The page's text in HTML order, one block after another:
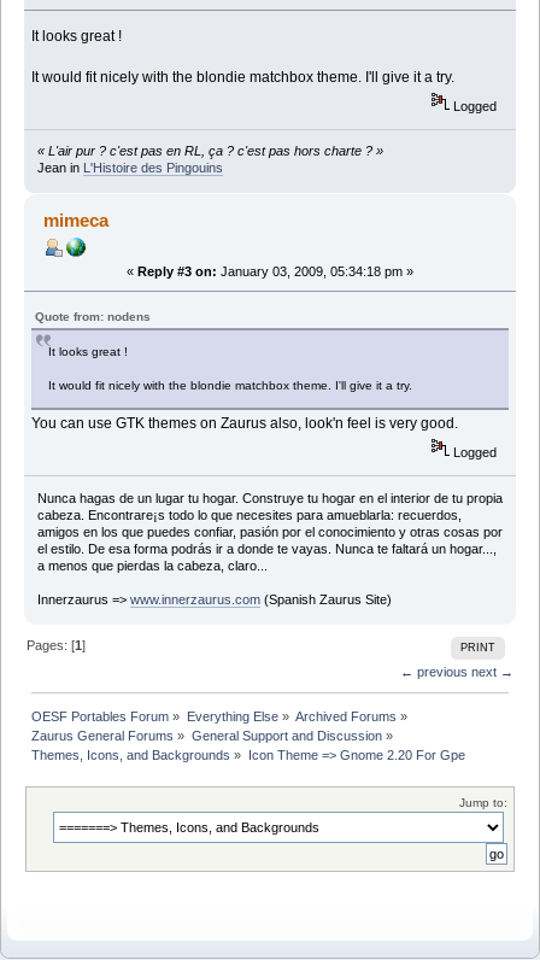
It looks great !
It would fit nicely with the blondie matchbox theme. I'll give it a try.
Logged
« L'air pur ? c'est pas en RL, ça ? c'est pas hors charte ? »
Jean in L'Histoire des Pingouins
mimeca
« Reply #3 on: January 03, 2009, 05:34:18 pm »
Quote from: nodens
It looks great !
It would fit nicely with the blondie matchbox theme. I'll give it a try.
You can use GTK themes on Zaurus also, look'n feel is very good.
Logged
Nunca hagas de un lugar tu hogar. Construye tu hogar en el interior de tu propia
cabeza. Encontrare¡s todo lo que necesites para amueblarla: recuerdos,
amigos en los que puedes confiar, pasión por el conocimiento y otras cosas por
el estilo. De esa forma podrás ir a donde te vayas. Nunca te faltará un hogar...,
a menos que pierdas la cabeza, claro...
Innerzaurus => www.innerzaurus.com(Spanish Zaurus Site)
PRINT
Pages: [1]
← previous next →
OESF Portables Forum » Everything Else» Archived Forums »
Zaurus General Forums » General Support and Discussion»
Themes, Icons, and Backgrounds » Icon Theme => Gnome 2.20 For Gpe
Jump to: